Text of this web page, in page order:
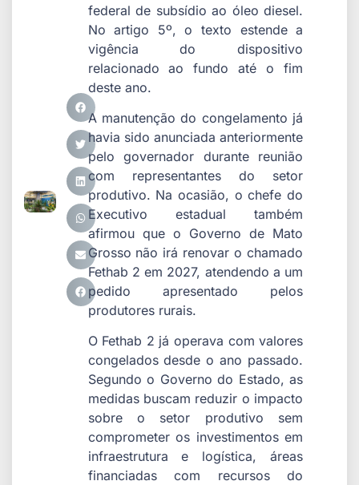
federal de subsídio ao óleo diesel.
No artigo 5º, o texto estende a
vigência do dispositivo
relacionado ao fundo até o fim
deste ano.
A manutenção do congelamento já
havia sido anunciada anteriormente
pelo governador durante reunião
com representantes do setor
produtivo. Na ocasião, o chefe do
Executivo estadual também
afirmou que o Governo de Mato
Grosso não irá renovar o chamado
Fethab 2 em 2027, atendendo a um
pedido apresentado pelos
produtores rurais.
O Fethab 2 já operava com valores
congelados desde o ano passado.
Segundo o Governo do Estado, as
medidas buscam reduzir o impacto
sobre o setor produtivo sem
comprometer os investimentos em
infraestrutura e logística, áreas
financiadas com recursos do